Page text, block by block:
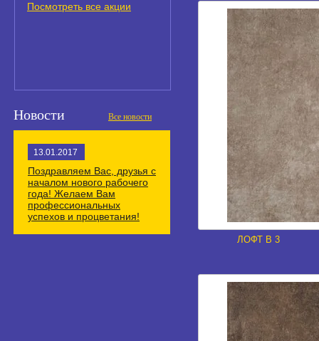
ЛОФТ В 3
Посмотреть все акции
Новости Все новости
13.01.2017
Поздравляем Вас, друзья с
началом нового рабочего
года! Желаем Вам
профессиональных
успехов и процветания!